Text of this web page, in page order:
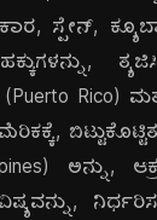
ಸ್ಪೇನ್,
Rico)
ಅನ್ನು,